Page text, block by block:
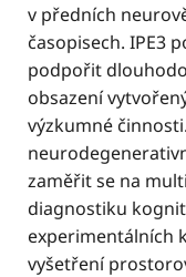
v předních
časopisech. IPE3
podpořit
obsazení
výzkumné
zaměřit se na
diagnostiku
experimentálních
vyšetření